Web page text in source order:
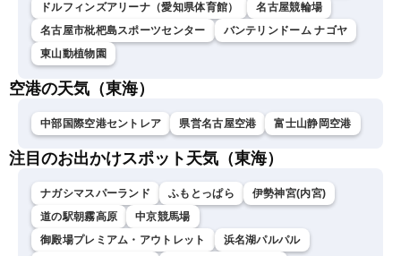
ドルフィンズアリーナ（愛知県体育館）
名古屋競輪場
名古屋市枇杷島スポーツセンター
バンテリンドーム ナゴヤ
東山動植物園
空港の天気（東海）
中部国際空港セントレア 県営名古屋空港 富士山静岡空港
注目のお出かけスポット天気（東海）
ナガシマスパーランド ふもとっぱら
伊勢神宮(内宮)
道の駅朝霧高原
中京競馬場
御殿場プレミアム・アウトレット
浜名湖パルパル